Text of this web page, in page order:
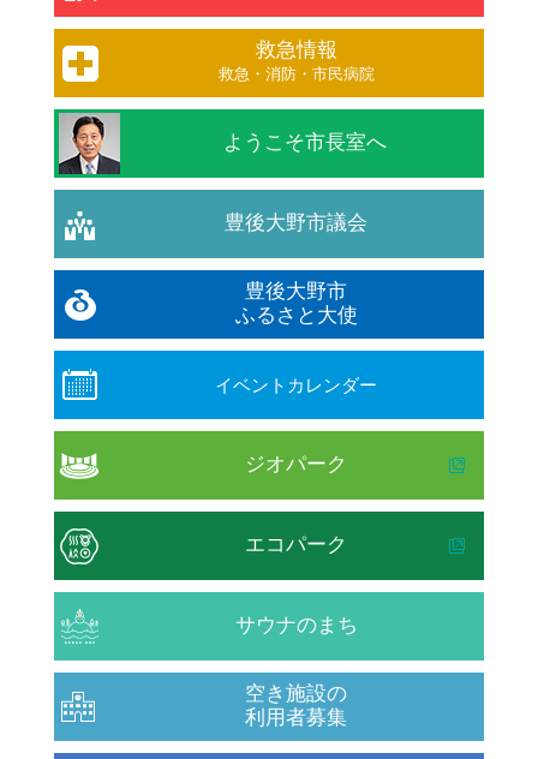
救急情報
救急・消防・市民病院
ようこそ市長室へ
豊後大野市議会
豊後大野市
ふるさと大使
イベントカレンダー
ジオパーク
エコパーク
サウナのまち
空き施設の
利用者募集